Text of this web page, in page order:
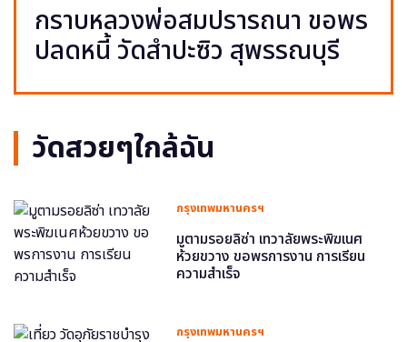
กราบหลวงพ่อสมปรารถนา ขอพร
ปลดหนี้ วัดสำปะซิว สุพรรณบุรี
วัดสวยๆใกล้ฉัน
กรุงเทพมหานครฯ
มูตามรอยลิซ่า เทวาลัยพระพิฆเนศ
ห้วยขวาง ขอพรการงาน การเรียน
ความสำเร็จ
กรุงเทพมหานครฯ